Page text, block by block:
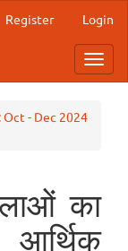
Register Login
Oct - Dec 2024
का